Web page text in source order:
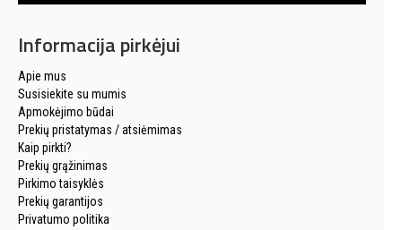
Informacija pirkėjui
Apie mus
Susisiekite su mumis
Apmokėjimo būdai
Prekių pristatymas / atsiėmimas
Kaip pirkti?
Prekių grąžinimas
Pirkimo taisyklės
Prekių garantijos
Privatumo politika